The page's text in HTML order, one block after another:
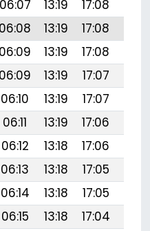
06:07 13:19 17:08
06:08 13:19 17:08
06:09 13:19 17:08
06:09 13:19 17:07
06:10 13:19 17:07
06:11 13:19 17:06
06:12 13:18 17:06
06:13 13:18 17:05
06:14 13:18 17:05
06:15 13:18 17:04